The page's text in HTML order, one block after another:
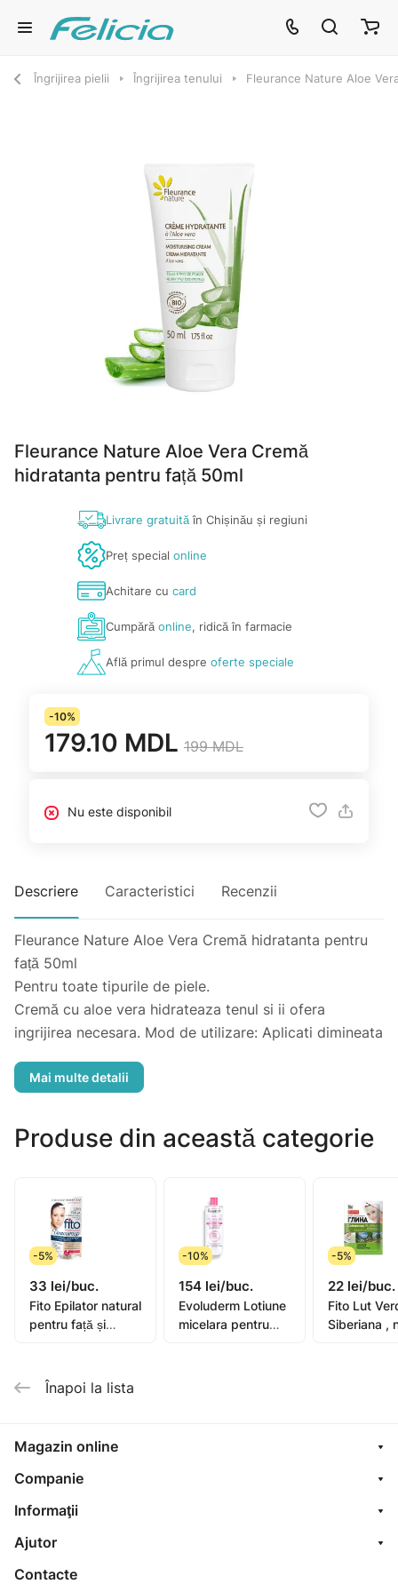
Îngrijirea pielii Îngrijirea tenului Fleurance Nature Aloe
Fleurance Nature Aloe Vera Cremă
hidratanta pentru față 50ml
Livrare gratuităîn Chișinău și regiuni
Preț special online
Achitare cu card
Cumpărăonline, ridică în farmacie
Află primul despre oferte speciale
-10%
179.10 MDL 199 MDL
Nu este disponibil
Descriere Caracteristici Recenzii
Fleurance Nature Aloe Vera Cremă hidratanta pentru
față 50ml
Pentru toate tipurile de piele.
Cremă cu aloe vera hidrateaza tenul si ii ofera
ingrijirea necesara. Mod de utilizare: Aplicati dimineata
absorbtia acesteia. Producator: Fleurance Nature,
Spatarul,36.mun Chisinau Tel: 373 22 606 127.Termen
de valabilitate: indicat pe ambalaj
Produse din această categorie
-5%
33 lei/buc.
Fito Epilator natural
pentru față și
age 15ml
-10%
154 lei/buc.
Evoluderm Lotiune
micelara pentru
-5%
22 lei/buc.
Fito Lut
Siberiana ,
Înapoi la lista
Magazin online
Companie
Informaţii
Ajutor
Contacte